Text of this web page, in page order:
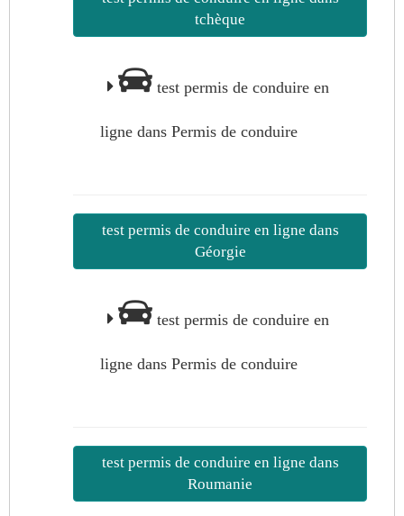
tchèque
test permis de conduire en
ligne dans Permis de conduire
test permis de conduire en ligne dans
Géorgie
test permis de conduire en
ligne dans Permis de conduire
test permis de conduire en ligne dans
Roumanie